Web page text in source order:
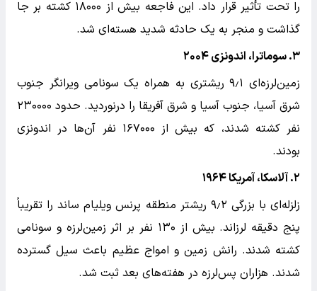
را تحت تأثیر قرار داد. این فاجعه بیش از ۱۸۰۰۰ کشته بر جا
گذاشت و منجر به یک حادثه شدید هسته‌ای شد.
۳. سوماترا، اندونزی ۲۰۰۴
زمین‌لرزه‌ای ۹٫۱ ریشتری به همراه یک سونامی‌ ویرانگر جنوب
شرق آسیا، جنوب آسیا و شرق آفریقا را درنوردید. حدود ۲۳۰۰۰۰
نفر کشته شدند، که بیش از ۱۶۷۰۰۰ نفر آن‌ها در اندونزی
بودند.
۲. آلاسکا، آمریکا ۱۹۶۴
زلزله‌ای با بزرگی ۹٫۲ ریشتر منطقه پرنس ویلیام ساند را تقریباً
پنج دقیقه لرزاند. بیش از ۱۳۰ نفر بر اثر زمین‌لرزه و سونامی
کشته شدند. رانش زمین و امواج عظیم باعث سیل گسترده
شدند. هزاران پس‌لرزه در هفته‌های بعد ثبت شد.